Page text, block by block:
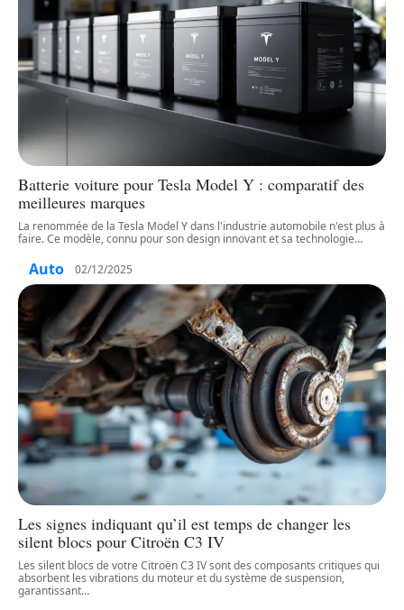
Batterie voiture pour Tesla Model Y : comparatif des
meilleures marques
La renommée de la Tesla Model Y dans l'industrie automobile n'est plus à
faire. Ce modèle, connu pour son design innovant et sa technologie…
Auto 02/12/2025
Les signes indiquant qu’il est temps de changer les
silent blocs pour Citroën C3 IV
Les silent blocs de votre Citroën C3 IV sont des composants critiques qui
absorbent les vibrations du moteur et du système de suspension,
garantissant…